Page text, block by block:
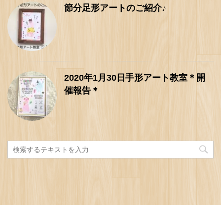
節分足形アートのご紹介♪
2020年1月30日手形アート教室＊開
催報告＊